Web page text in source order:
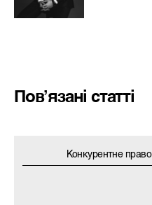
Пов’язані статті
Конкурентне право